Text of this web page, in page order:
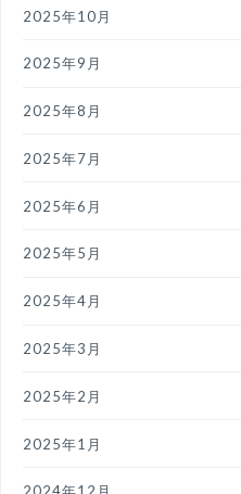
2025年10月
2025年9月
2025年8月
2025年7月
2025年6月
2025年5月
2025年4月
2025年3月
2025年2月
2025年1月